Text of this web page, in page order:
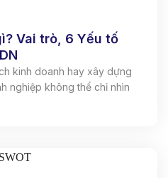
Vai trò, 6 Yếu tố
kinh doanh hay xây dựng
nghiệp không thể chỉ nhìn